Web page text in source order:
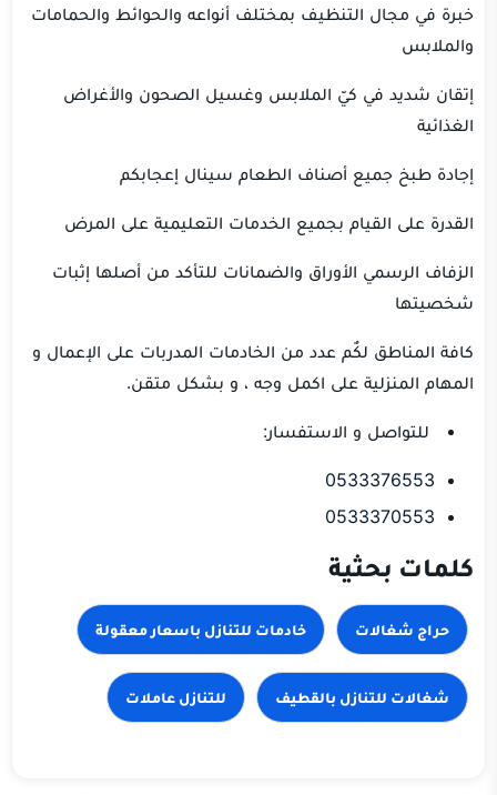
خبرة في مجال التنظيف بمختلف أنواعه والحوائط والحمامات
والملابس
إتقان شديد في كيّ الملابس وغسيل الصحون والأغراض
الغذائية
إجادة طبخ جميع أصناف الطعام سينال إعجابكم
القدرة على القيام بجميع الخدمات التعليمية على المرض
الزفاف الرسمي الأوراق والضمانات للتأكد من أصلها إثبات
شخصيتها
كافة المناطق لكٌم عدد من الخادمات المدربات على الإعمال و
المهام المنزلية على اكمل وجه ، و بشكل متقن.
للتواصل و الاستفسار:
0533376553
0533370553
كلمات بحثية
حراج شغالات خادمات للتنازل باسعار معقولة
شغالات للتنازل بالقطيف للتنازل عاملات